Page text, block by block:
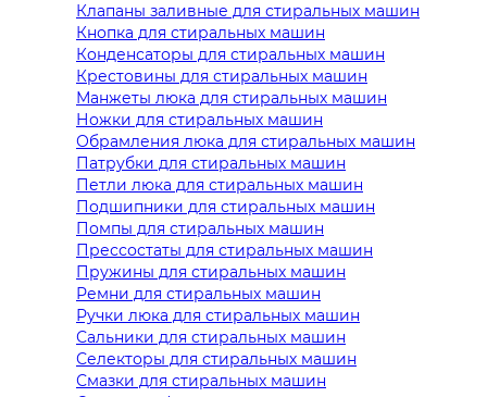
Клапаны заливные для стиральных машин
Кнопка для стиральных машин
Конденсаторы для стиральных машин
Крестовины для стиральных машин
Манжеты люка для стиральных машин
Ножки для стиральных машин
Обрамления люка для стиральных машин
Патрубки для стиральных машин
Петли люка для стиральных машин
Подшипники для стиральных машин
Помпы для стиральных машин
Прессостаты для стиральных машин
Пружины для стиральных машин
Ремни для стиральных машин
Ручки люка для стиральных машин
Сальники для стиральных машин
Селекторы для стиральных машин
Смазки для стиральных машин